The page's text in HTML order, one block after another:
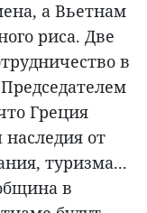
а Вьетнам
риса. Две
в
Греция
от
туризма...
в